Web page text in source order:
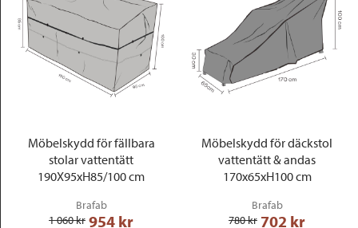
Möbelskydd för fällbara
stolar vattentätt
190X95xH85/100 cm
Brafab
1 060 kr 954 kr
Möbelskydd för däckstol
vattentätt & andas
170x65xH100 cm
Brafab
780 kr 702 kr